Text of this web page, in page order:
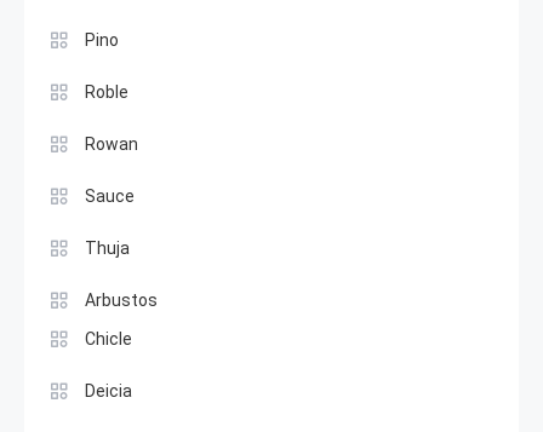
Pino
Roble
Rowan
Sauce
Thuja
Arbustos
Chicle
Deicia